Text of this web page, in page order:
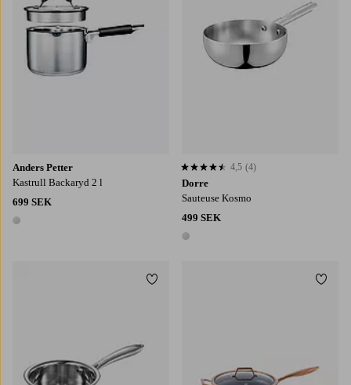
Anders Petter
Kastrull Backaryd 2 l
699 SEK
1 färg
Dorre
Sauteuse Kosmo
499 SEK
1 färg
4,5 baserat på 4 st betyg
4,5 (4)
Lägg till i favoriter